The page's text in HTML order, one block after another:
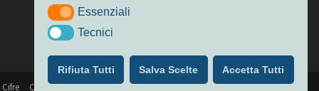
Chi siamo Privacy & Cookie Policy
EssenzialiEssenziali
TecniciTecnici
Rifiuta Tutti Salva Scelte Accetta Tutti